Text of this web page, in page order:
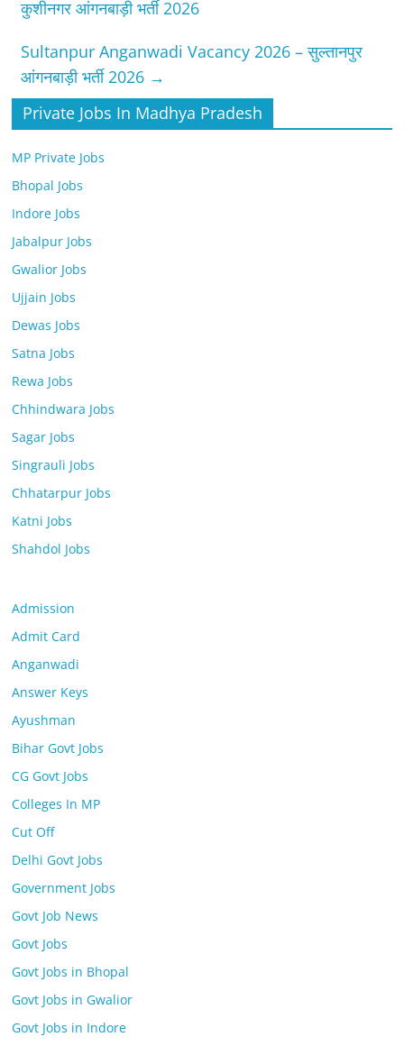
कुशीनगर आंगनबाड़ी भर्ती 2026
Sultanpur Anganwadi Vacancy 2026 – सुल्तानपुर
आंगनबाड़ी भर्ती 2026 →
Private Jobs In Madhya Pradesh
MP Private Jobs
Bhopal Jobs
Indore Jobs
Jabalpur Jobs
Gwalior Jobs
Ujjain Jobs
Dewas Jobs
Satna Jobs
Rewa Jobs
Chhindwara Jobs
Sagar Jobs
Singrauli Jobs
Chhatarpur Jobs
Katni Jobs
Shahdol Jobs
Admission
Admit Card
Anganwadi
Answer Keys
Ayushman
Bihar Govt Jobs
CG Govt Jobs
Colleges In MP
Cut Off
Delhi Govt Jobs
Government Jobs
Govt Job News
Govt Jobs
Govt Jobs in Bhopal
Govt Jobs in Gwalior
Govt Jobs in Indore